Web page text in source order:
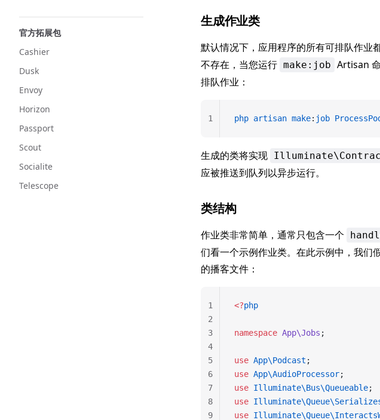
官方拓展包
Cashier
Dusk
Envoy
Horizon
Passport
Scout
Socialite
Telescope
生成作业类
默认情况下，应用程序的所有可排队作业
不存在，当您运行 make:job Artisan
排队作业：
php artisan make: job
1
生成的类将实现
应被推送到队列以异步运行。
类结构
作业类非常简单，通常只包含一个
们看一个示例作业类。在此示例中，我们
的播客文件：
<?php
namespace App\Jobs ;
use App\Podcast ;
use App\AudioProcessor;
use Illuminate\Bus\Queueable;
use
use
1
2
3
4
5
6
7
8
9